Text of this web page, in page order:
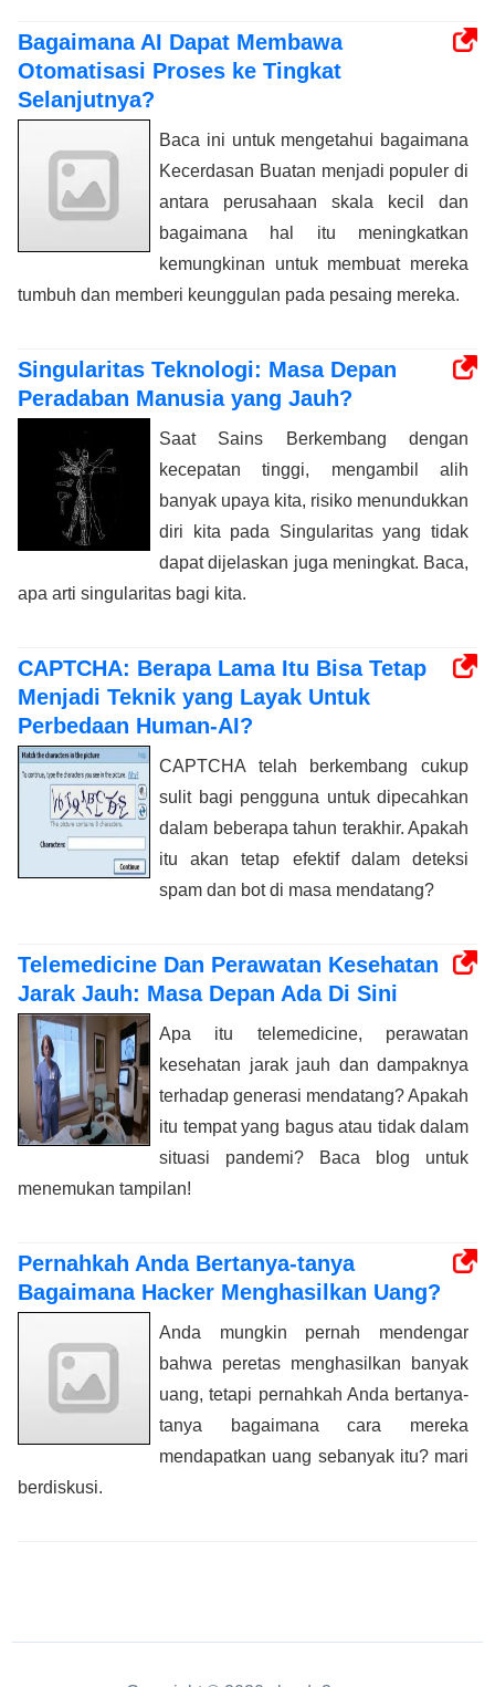
Bagaimana AI Dapat Membawa
Otomatisasi Proses ke Tingkat
Selanjutnya?
Baca ini untuk mengetahui bagaimana
Kecerdasan Buatan menjadi populer di
antara perusahaan skala kecil dan
bagaimana hal itu meningkatkan
kemungkinan untuk membuat mereka
tumbuh dan memberi keunggulan pada pesaing mereka.
Singularitas Teknologi: Masa Depan
Peradaban Manusia yang Jauh?
Saat Sains Berkembang dengan
kecepatan tinggi, mengambil alih
banyak upaya kita, risiko menundukkan
diri kita pada Singularitas yang tidak
dapat dijelaskan juga meningkat. Baca,
apa arti singularitas bagi kita.
CAPTCHA: Berapa Lama Itu Bisa Tetap
Menjadi Teknik yang Layak Untuk
Perbedaan Human-AI?
CAPTCHA telah berkembang cukup
sulit bagi pengguna untuk dipecahkan
dalam beberapa tahun terakhir. Apakah
itu akan tetap efektif dalam deteksi
spam dan bot di masa mendatang?
Telemedicine Dan Perawatan Kesehatan
Jarak Jauh: Masa Depan Ada Di Sini
Apa itu telemedicine, perawatan
kesehatan jarak jauh dan dampaknya
terhadap generasi mendatang? Apakah
itu tempat yang bagus atau tidak dalam
situasi pandemi? Baca blog untuk
menemukan tampilan!
Pernahkah Anda Bertanya-tanya
Bagaimana Hacker Menghasilkan Uang?
Anda mungkin pernah mendengar
bahwa peretas menghasilkan banyak
uang, tetapi pernahkah Anda bertanya-
tanya bagaimana cara mereka
mendapatkan uang sebanyak itu? mari
berdiskusi.